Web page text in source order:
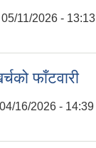
05/11/2026 - 13:13
फाँटवारी
16/2026 - 14:39